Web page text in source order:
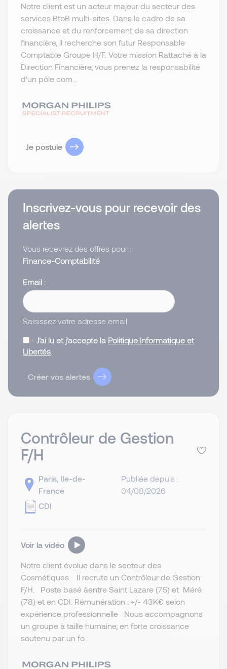
Notre client est un acteur majeur du secteur des
services BtoB multi-sites. Dans le cadre de sa
croissance et du renforcement de sa direction
financière, il recherche son futur Responsable
Comptable Groupe H/F. Votre mission Rattaché à la
Direction Financière, vous prenez la responsabilité
d'un pôle com...
Je postule
Inscrivez-vous pour recevoir des
alertes
Vous recevrez des offres pour :
Finance-Comptabilité
Email
Saisissez votre adresse email
J’ai lu et j’accepte la Politique Informatique et
Libertés.
Créer vos alertes
Contrôleur de Gestion
F/H
Paris, Ile-de-
France
CDI
Publiée depuis :
04/08/2026
Voir la vidéo
Notre client évolue dans le secteur des
Cosmétiques. Il recrute un Contrôleur de Gestion
F/H. Poste basé àentre Saint Lazare (75) et Méré
(78) et en CDI. Rémunération : +/- 43K€ selon
expérience professionnelle Nous accompagnons
un groupe à taille humaine, en forte croissance
soutenu par un fo...